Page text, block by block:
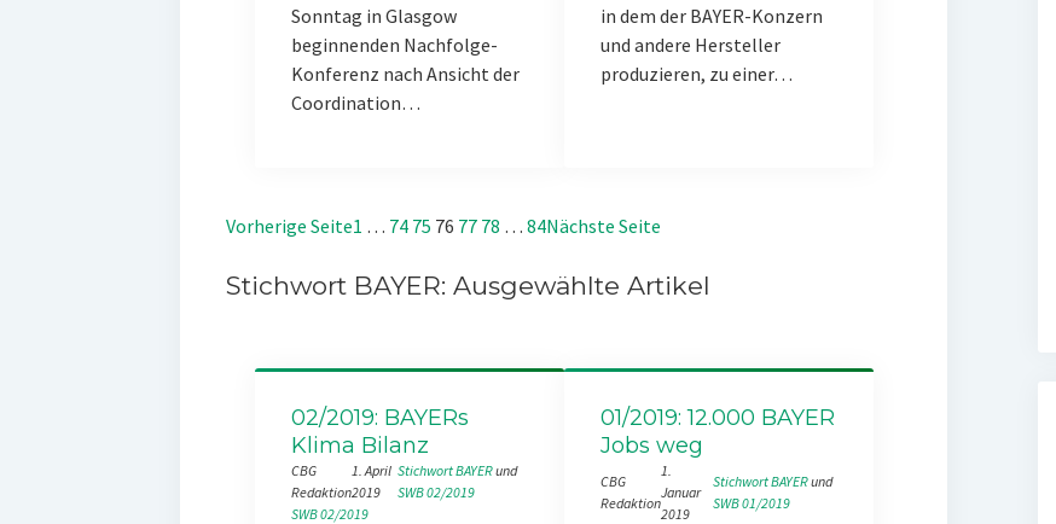
Sonntag in Glasgow
beginnenden Nachfolge-
Konferenz nach Ansicht der
Coordination…
in dem der BAYER-Konzern
und andere Hersteller
produzieren, zu einer…
Vorherige Seite1 … 74 75 76 77 78 … 84Nächste Seite
Stichwort BAYER: Ausgewählte Artikel
02/2019: BAYERs
Klima Bilanz
CBG
Redaktion
1. April
2019
Stichwort BAYER
und
SWB 02/2019
SWB 02/2019
01/2019: 12.000 BAYER
Jobs weg
CBG
Redaktion
1.
Januar
2019
Stichwort BAYER
und
SWB 01/2019